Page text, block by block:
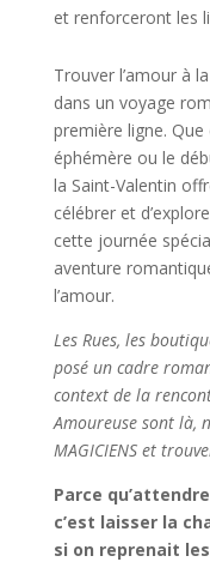
et renforceront les
Trouver l’amour à
dans un voyage
première ligne.
éphémère ou le
la Saint-Valentin
célébrer et
cette journée
aventure
l’amour.
Les Rues, les
posé un cadre
context de la
Amoureuse sont là,
MAGICIENS et
Parce
c’est laisser la
si on reprenait